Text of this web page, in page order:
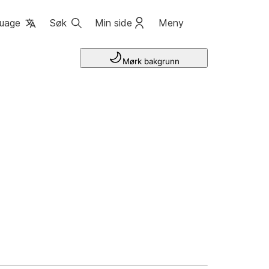
Søk Min side Meny
Mørk bakgrunn